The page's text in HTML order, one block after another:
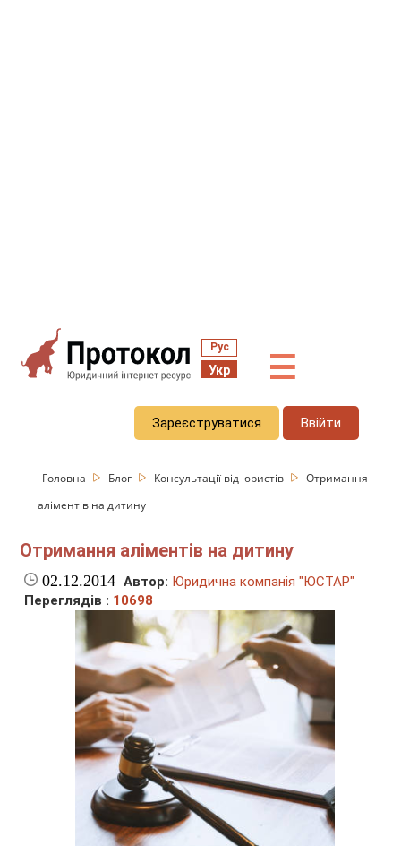
Рус
Укр ☰
Зареєструватися Ввійти
Головна Блог Консультації від юристів
Отримання
аліментів на дитину
Отримання аліментів на дитину
02.12.2014 Автор: Юридична компанія "ЮСТАР"
Переглядів : 10698